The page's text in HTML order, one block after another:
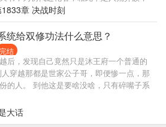
这地球上占据了一寸之地，一个全新的纪
的一角。“同阶无敌算个球啊？老子天下无
死命忽悠。
章 决战时刻
统给双修功法什么意思？
完结
后，发现自己竟然只是沐王府一个普通的
穿越那都是世家公子哥，即便惨一点，那
的人。 到他这是要啥没啥，只有碎嘴子系
值，大腿要抱，最好拿下！ 就算是跪，也
到巅峰！ ……
大话